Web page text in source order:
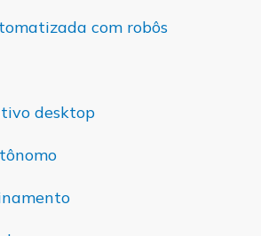
com robôs
desktop